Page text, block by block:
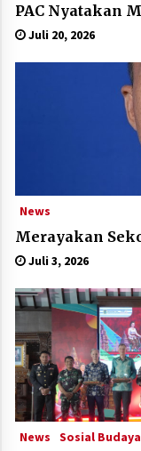
PAC Nyatakan
Juli 20, 2026
News
Merayakan
Juli 3, 2026
News Sosial Budaya